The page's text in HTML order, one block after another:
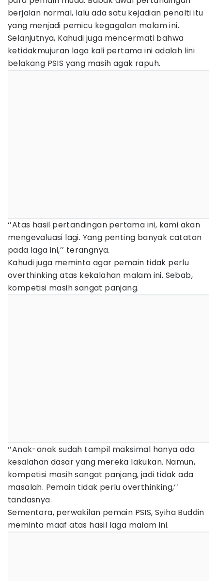
berjalan normal, lalu ada satu kejadian penalti itu
yang menjadi pemicu kegagalan malam ini.
Selanjutnya, Kahudi juga mencermati bahwa
ketidakmujuran laga kali pertama ini adalah lini
belakang PSIS yang masih agak rapuh.
‘’Atas hasil pertandingan pertama ini, kami akan
mengevaluasi lagi. Yang penting banyak catatan
pada laga ini,’’ terangnya.
Kahudi juga meminta agar pemain tidak perlu
overthinking atas kekalahan malam ini. Sebab,
kompetisi masih sangat panjang.
‘’Anak-anak sudah tampil maksimal hanya ada
kesalahan dasar yang mereka lakukan. Namun,
kompetisi masih sangat panjang, jadi tidak ada
masalah. Pemain tidak perlu overthinking,’’
tandasnya.
Sementara, perwakilan pemain PSIS, Syiha Buddin
meminta maaf atas hasil laga malam ini.